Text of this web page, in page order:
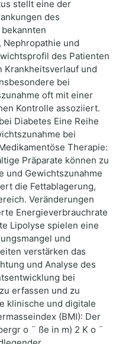
stellt eine der
des
Nephropathie und
des Patienten
Krankheitsverlauf und
bei
oft mit einer
Kontrolle assoziiert.
Diabetes Eine Reihe
bei
Therapie:
Präparate können zu
und Gewichtszunahme
die Fettablagerung,
Veränderungen
Energieverbrauchrate
Lipolyse spielen eine
und
verstärken das
und Analyse des
bei
erfassen und zu
klinische und digitale
(BMI): Der
o ¨ ße in m) 2 K o ¨